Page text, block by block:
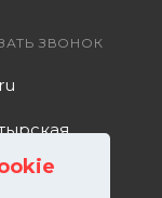
ЗВОНОК